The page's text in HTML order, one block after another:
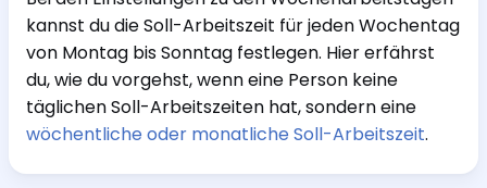
kannst du die Soll-Arbeitszeit für jeden Wochentag
von Montag bis Sonntag festlegen. Hier erfährst
du, wie du vorgehst, wenn eine Person keine
täglichen Soll-Arbeitszeiten hat, sondern eine
wöchentliche oder monatliche Soll-Arbeitszeit.